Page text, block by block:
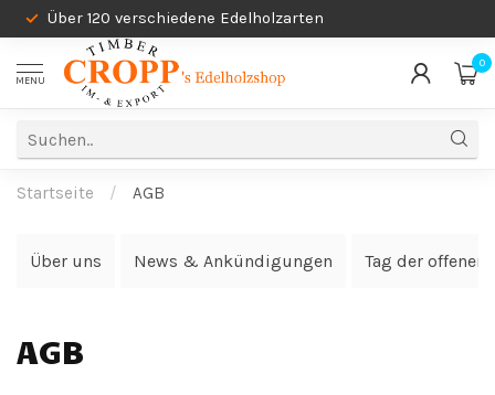
Über 120 verschiedene Edelholzarten
MENU
0
Startseite / AGB
Über uns News & Ankündigungen Tag der offenen
AGB